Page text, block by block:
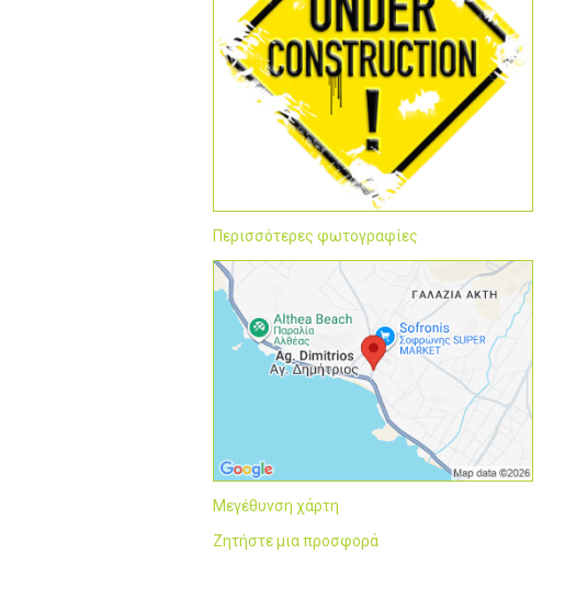
Περισσότερες φωτογραφίες
Μεγέθυνση χάρτη
Ζητήστε μια προσφορά